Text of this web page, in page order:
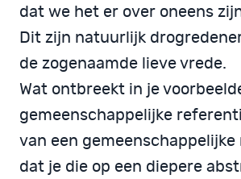
dat we het er over oneens
Dit zijn natuurlijk
de zogenaamde lieve vrede.
Wat ontbreekt in je
gemeenschappelijke
van een
dat je die op een diepere